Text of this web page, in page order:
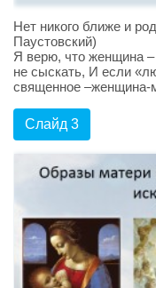
Нет никого ближе и
Паустовский)
Я верю, что женщина –
не сыскать, И если
священное –женщина-
Слайд 3